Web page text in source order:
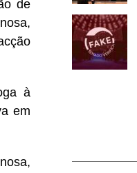
de
à
em